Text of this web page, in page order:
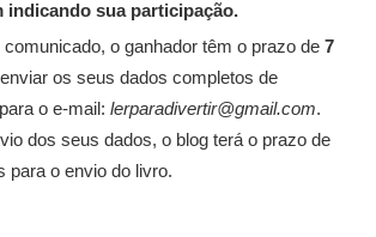
indicando sua participação.
comunicado, o ganhador têm o prazo de 7
os seus dados completos de
o e-mail: lerparadivertir@gmail.com.
dos seus dados, o blog terá o prazo de
para o envio do livro.